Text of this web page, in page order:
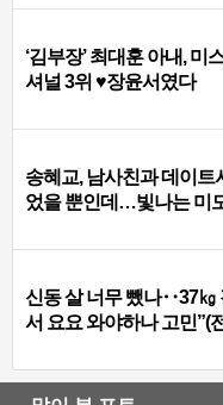
‘김부장’ 최대훈 아내, 미
셔널 3위 ♥장윤서였다
송혜교, 남사친과 데이트
었을 뿐인데…빛나는 미
신동 살 너무 뺐나‥37㎏
서 요요 와야하나 고민”(